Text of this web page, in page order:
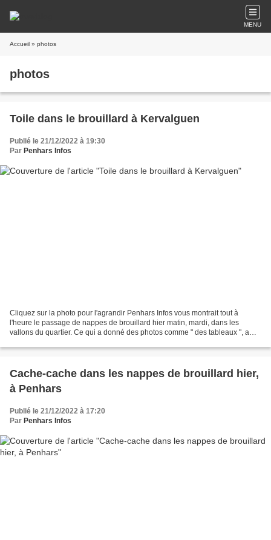
MENU
Accueil » photos
photos
Toile dans le brouillard à Kervalguen
Publié le 21/12/2022 à 19:30
Par Penhars Infos
Cliquez sur la photo pour l'agrandir Penhars Infos vous montrait tout à
l'heure le passage de nappes de brouillard hier matin, mardi, dans les
vallons du quartier. Ce qui a donné des photos comme " des tableaux ", a
Cache-cache dans les nappes de brouillard hier,
à Penhars
Publié le 21/12/2022 à 17:20
Par Penhars Infos